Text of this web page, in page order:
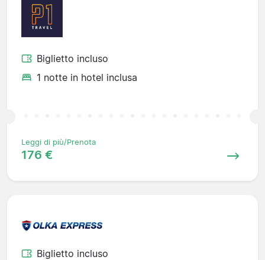
Biglietto incluso
1 notte in hotel inclusa
Leggi di più/Prenota
176 €
Biglietto incluso